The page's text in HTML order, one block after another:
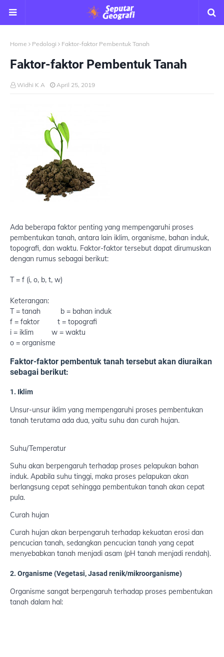
Home Pedologi Faktor-faktor Pembentuk Tanah
Faktor-faktor Pembentuk Tanah
Widhi K A April 25, 2019
Ada beberapa faktor penting yang mempengaruhi proses
pembentukan tanah, antara lain iklim, organisme, bahan induk,
topografi, dan waktu. Faktor-faktor tersebut dapat dirumuskan
dengan rumus sebagai berikut:
T = f (i, o, b, t, w)
Keterangan:
T = tanah
b = bahan induk
f = faktor
t = topografi
i = iklim
w = waktu
o = organisme
Faktor-faktor pembentuk tanah tersebut akan diuraikan
sebagai berikut:
1. Iklim
Unsur-unsur iklim yang mempengaruhi proses pembentukan
tanah terutama ada dua, yaitu suhu dan curah hujan.
Suhu/Temperatur
Suhu akan berpengaruh terhadap proses pelapukan bahan
induk. Apabila suhu tinggi, maka proses pelapukan akan
berlangsung cepat sehingga pembentukan tanah akan cepat
pula.
Curah hujan
Curah hujan akan berpengaruh terhadap kekuatan erosi dan
pencucian tanah, sedangkan pencucian tanah yang cepat
menyebabkan tanah menjadi asam (pH tanah menjadi rendah).
2. Organisme (Vegetasi, Jasad renik/mikroorganisme)
Organisme sangat berpengaruh terhadap proses pembentukan
tanah dalam hal: